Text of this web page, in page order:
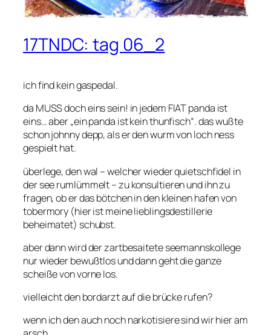
17TNDC: tag 06_2
ich find kein gaspedal.
da MUSS doch eins sein! in jedem FIAT panda ist
eins… aber „ein panda ist kein thunfisch“. das wußte
schon johnny depp, als er den wurm von loch ness
gespielt hat.
überlege, den wal – welcher wieder quietschfidel in
der see rumlümmelt – zu konsultieren und ihn zu
fragen, ob er das bötchen in den kleinen hafen von
tobermory (hier ist meine lieblingsdestillerie
beheimatet) schubst.
aber dann wird der zartbesaitete seemannskollege
nur wieder bewußtlos und dann geht die ganze
scheiße von vorne los.
vielleicht den bordarzt auf die brücke rufen?
wenn ich den auch noch narkotisiere sind wir hier am